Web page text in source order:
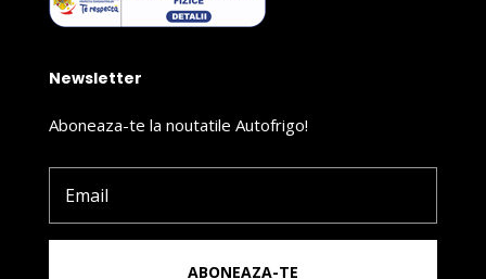
Newsletter
Aboneaza-te la noutatile Autofrigo!
ABONEAZA-TE